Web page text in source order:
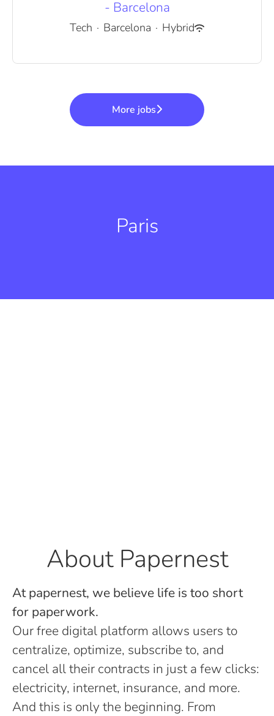
- Barcelona
Tech · Barcelona · Hybrid
More jobs
Paris
About Papernest
At papernest, we believe life is too short
for paperwork.
Our free digital platform allows users to
centralize, optimize, subscribe to, and
cancel all their contracts in just a few clicks:
electricity, internet, insurance, and more.
And this is only the beginning. From